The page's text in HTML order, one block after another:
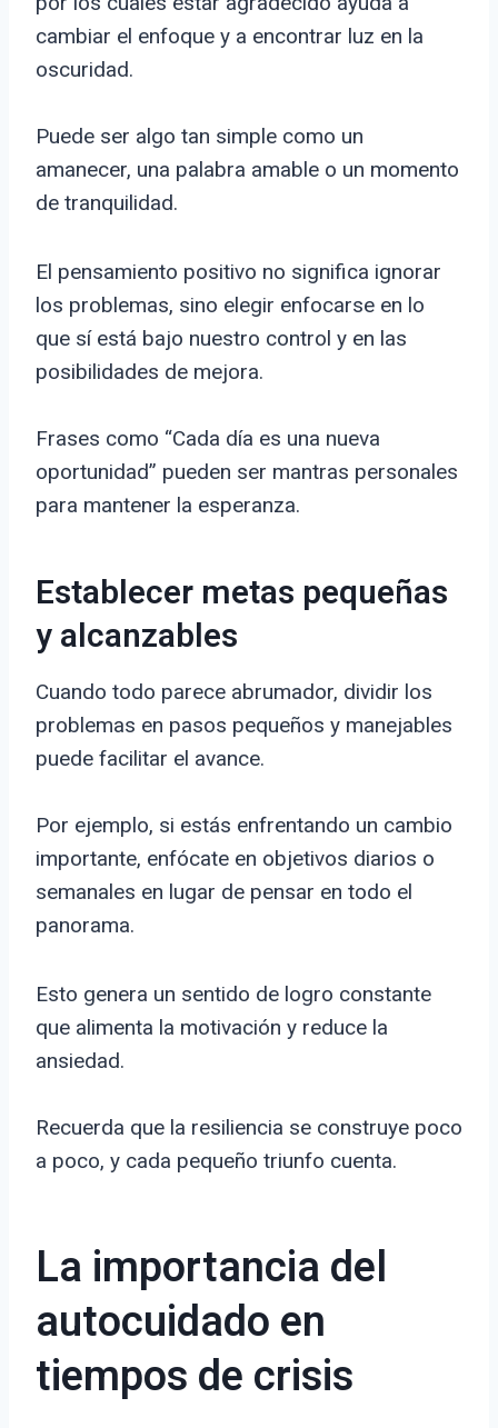
cambiar el enfoque y a encontrar luz en la
oscuridad.
Puede ser algo tan simple como un
amanecer, una palabra amable o un momento
de tranquilidad.
El pensamiento positivo no significa ignorar
los problemas, sino elegir enfocarse en lo
que sí está bajo nuestro control y en las
posibilidades de mejora.
Frases como “Cada día es una nueva
oportunidad” pueden ser mantras personales
para mantener la esperanza.
Establecer metas pequeñas
y alcanzables
Cuando todo parece abrumador, dividir los
problemas en pasos pequeños y manejables
puede facilitar el avance.
Por ejemplo, si estás enfrentando un cambio
importante, enfócate en objetivos diarios o
semanales en lugar de pensar en todo el
panorama.
Esto genera un sentido de logro constante
que alimenta la motivación y reduce la
ansiedad.
Recuerda que la resiliencia se construye poco
a poco, y cada pequeño triunfo cuenta.
La importancia del
autocuidado en
tiempos de crisis